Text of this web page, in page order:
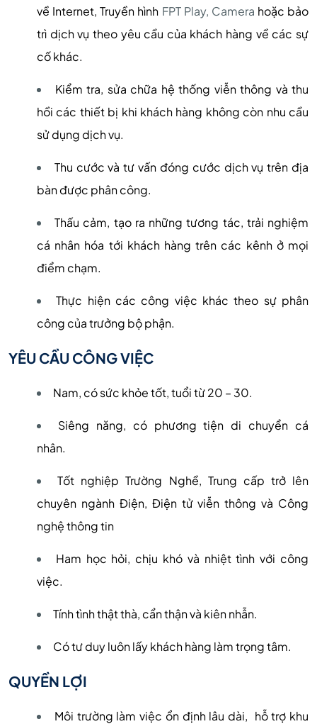
về Internet, Truyền hình FPT Play, Camera hoặc bảo
trì dịch vụ theo yêu cầu của khách hàng về các sự
cố khác.
Kiểm tra, sửa chữa hệ thống viễn thông và thu
hồi các thiết bị khi khách hàng không còn nhu cầu
sử dụng dịch vụ.
Thu cước và tư vấn đóng cước dịch vụ trên địa
bàn được phân công.
Thấu cảm, tạo ra những tương tác, trải nghiệm
cá nhân hóa tới khách hàng trên các kênh ở mọi
điểm chạm.
Thực hiện các công việc khác theo sự phân
công của trưởng bộ phận.
YÊU CẦU CÔNG VIỆC
Nam, có sức khỏe tốt, tuổi từ 20 – 30.
Siêng năng, có phương tiện di chuyển cá
nhân.
Tốt nghiệp Trường Nghề, Trung cấp trở lên
chuyên ngành Điện, Điện tử viễn thông và Công
nghệ thông tin
Ham học hỏi, chịu khó và nhiệt tình với công
việc.
Tính tình thật thà, cẩn thận và kiên nhẫn.
Có tư duy luôn lấy khách hàng làm trọng tâm.
QUYỀN LỢI
Môi trường làm việc ổn định lâu dài, hỗ trợ khu